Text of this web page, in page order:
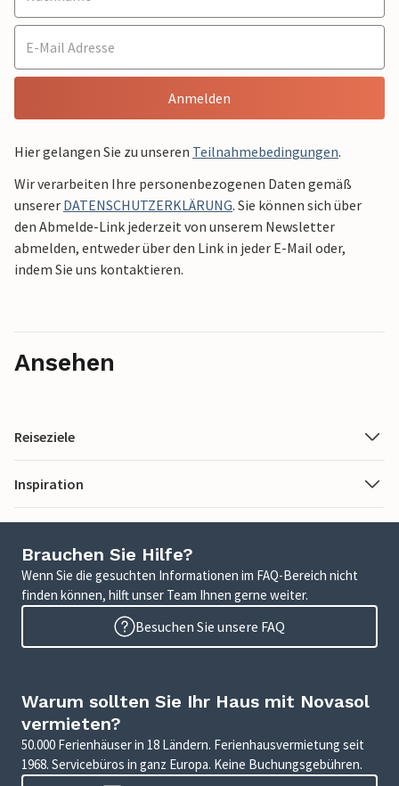
Anmelden
Hier gelangen Sie zu unseren Teilnahmebedingungen.
Wir verarbeiten Ihre personenbezogenen Daten gemäß
unserer DATENSCHUTZERKLÄRUNG. Sie können sich über
den Abmelde-Link jederzeit von unserem Newsletter
abmelden, entweder über den Link in jeder E-Mail oder,
indem Sie uns kontaktieren.
Ansehen
Reiseziele
Inspiration
Brauchen Sie Hilfe?
Wenn Sie die gesuchten Informationen im FAQ-Bereich nicht
finden können, hilft unser Team Ihnen gerne weiter.
Besuchen Sie unsere FAQ
Warum sollten Sie Ihr Haus mit Novasol
vermieten?
50.000 Ferienhäuser in 18 Ländern. Ferienhausvermietung seit
1968. Servicebüros in ganz Europa. Keine Buchungsgebühren.